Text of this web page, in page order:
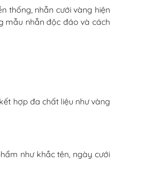
thống, nhẫn cưới vàng hiện
mẫu nhẫn độc đáo và cách
hợp đa chất liệu như vàng
như khắc tên, ngày cưới